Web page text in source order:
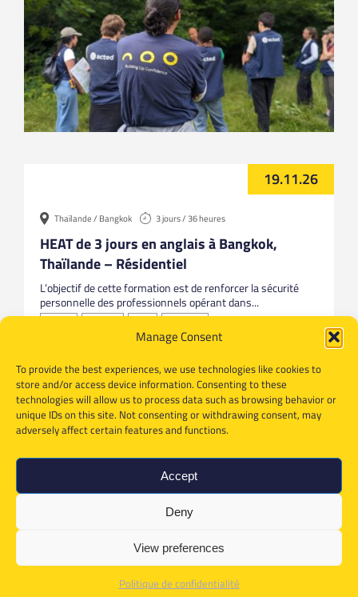
Manage Consent
To provide the best experiences, we use technologies like cookies to
store and/or access device information. Consenting to these
technologies will allow us to process data such as browsing behavior or
unique IDs on this site. Not consenting or withdrawing consent, may
adversely affect certain features and functions.
Accept
Deny
View preferences
Politique de confidentialité
19.11.26
Thaïlande / Bangkok 3 jours / 36 heures
HEAT de 3 jours en anglais à Bangkok,
Thaïlande – Résidentiel
L’objectif de cette formation est de renforcer la sécurité
personnelle des professionnels opérant dans...
Anglais Bangkok HEAT Thailande